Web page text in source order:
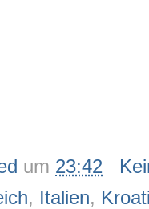
um 23:42
, Italien,